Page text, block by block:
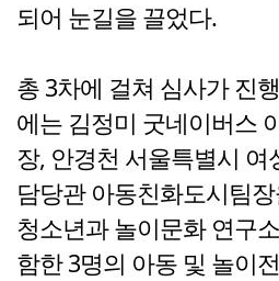
되어 눈길을 끌었다.
총 3차에 걸쳐 심사가 진
에는 김정미 굿네이버스
장, 안경천 서울특별시
담당관 아동친화도시팀
청소년과 놀이문화 연구
함한 3명의 아동 및 놀이